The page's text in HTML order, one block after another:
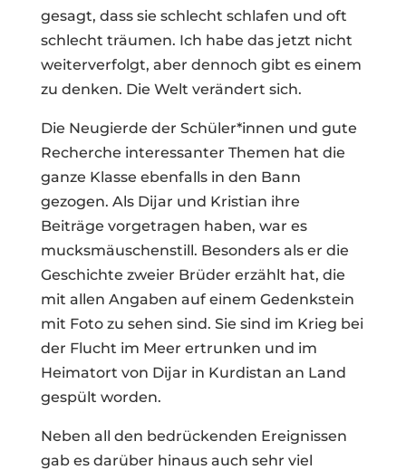
gesagt, dass sie schlecht schlafen und oft
schlecht träumen. Ich habe das jetzt nicht
weiterverfolgt, aber dennoch gibt es einem
zu denken. Die Welt verändert sich.
Die Neugierde der Schüler*innen und gute
Recherche interessanter Themen hat die
ganze Klasse ebenfalls in den Bann
gezogen. Als Dijar und Kristian ihre
Beiträge vorgetragen haben, war es
mucksmäuschenstill. Besonders als er die
Geschichte zweier Brüder erzählt hat, die
mit allen Angaben auf einem Gedenkstein
mit Foto zu sehen sind. Sie sind im Krieg bei
der Flucht im Meer ertrunken und im
Heimatort von Dijar in Kurdistan an Land
gespült worden.
Neben all den bedrückenden Ereignissen
gab es darüber hinaus auch sehr viel